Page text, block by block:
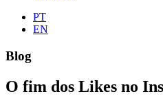
PT
EN
Blog
O fim dos Likes no